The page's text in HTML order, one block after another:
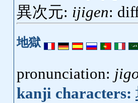
異次元: ijigen:
地獄
pronunciation:
kanji characters: